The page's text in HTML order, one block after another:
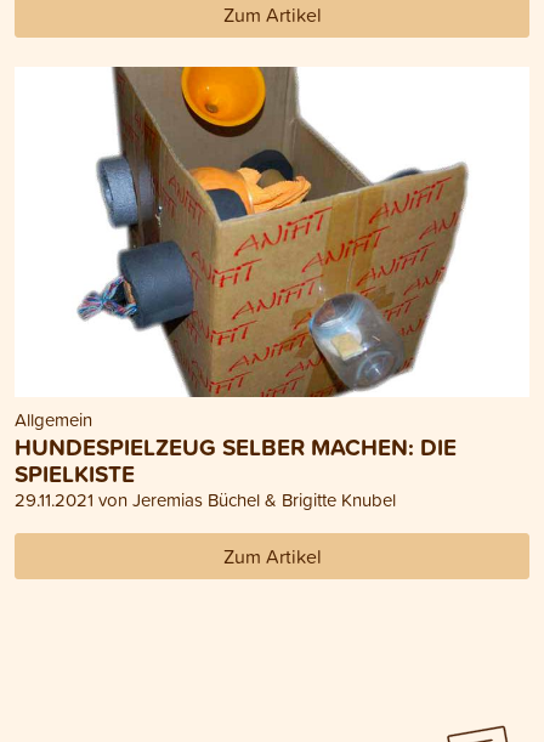
Zum Artikel
Allgemein
HUNDESPIELZEUG SELBER MACHEN: DIE
SPIELKISTE
29.11.2021 von Jeremias Büchel & Brigitte Knubel
Zum Artikel